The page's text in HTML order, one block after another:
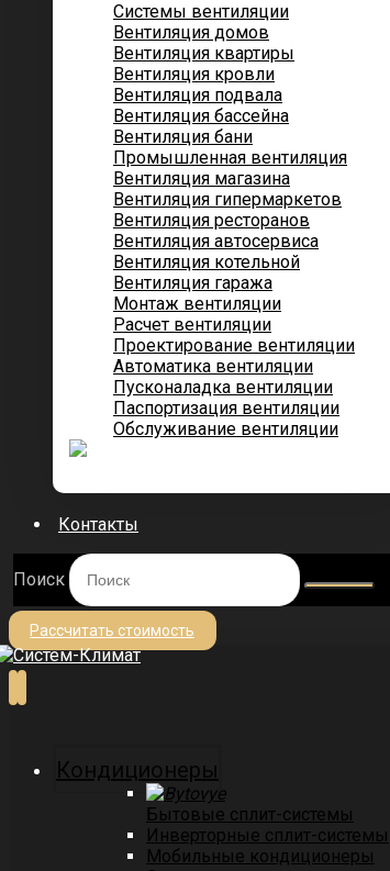
Системы вентиляции
Вентиляция домов
Вентиляция квартиры
Вентиляция кровли
Вентиляция подвала
Вентиляция бассейна
Вентиляция бани
Промышленная вентиляция
Вентиляция магазина
Вентиляция гипермаркетов
Вентиляция ресторанов
Вентиляция автосервиса
Вентиляция котельной
Вентиляция гаража
Монтаж вентиляции
Расчет вентиляции
Проектирование вентиляции
Автоматика вентиляции
Пусконаладка вентиляции
Паспортизация вентиляции
Обслуживание вентиляции
Контакты
Поиск
Рассчитать стоимость
Кондиционеры
Бытовые сплит-системы
Инверторные сплит-системы
Мобильные кондиционеры